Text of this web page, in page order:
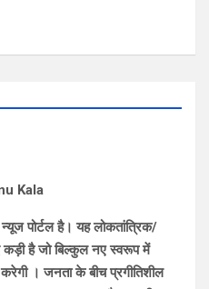
पोर्टल है। यह लोकतांत्रिक/
कड़ी है जो बिल्कुल नए स्वरूप में
करेगी । जनता के बीच प्रगीतिशील